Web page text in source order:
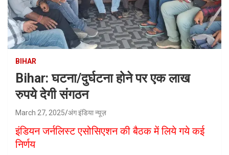
BIHAR
Bihar: घटना/दुर्घटना होने पर एक लाख
रुपये देगी संगठन
March 27, 2025 अंग इंडिया न्यूज़
इंडियन जर्नलिस्ट एसोसिएशन की बैठक में लिये गये कई
निर्णय